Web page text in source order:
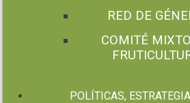
RED DE
COMITÉ
POLÍTICAS,